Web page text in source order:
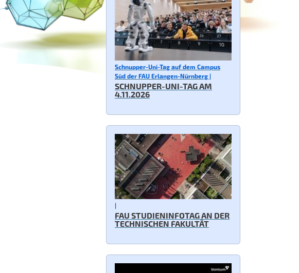
Schnupper-Uni-Tag auf dem Campus
Süd der FAU Erlangen-Nürnberg |
SCHNUPPER-UNI-TAG AM
4.11.2026
|
FAU STUDIENINFOTAG AN DER
TECHNISCHEN FAKULTÄT